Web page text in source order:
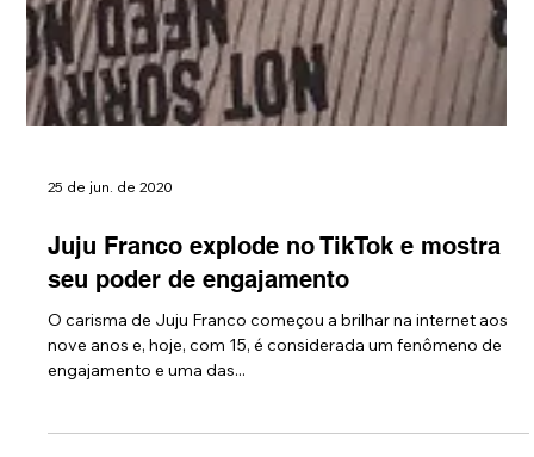
25 de jun. de 2020
Juju Franco explode no TikTok e mostra